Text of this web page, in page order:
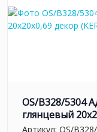
OS/B328/5304
глянцевый
Артикул: OS/